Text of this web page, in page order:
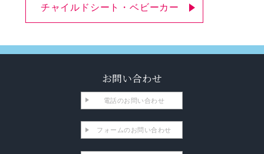
チャイルドシート・ベビーカー
お問い合わせ
電話のお問い合わせ
フォームのお問い合わせ